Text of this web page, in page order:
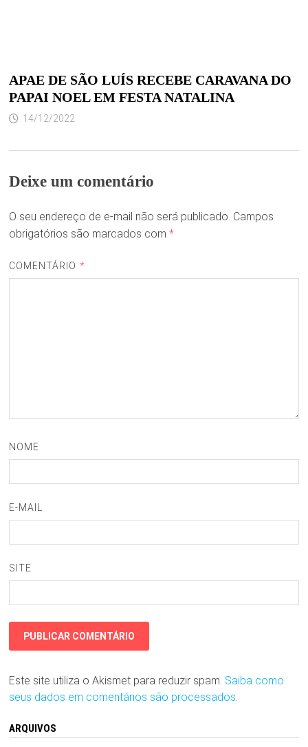
APAE DE SÃO LUÍS RECEBE CARAVANA DO
PAPAI NOEL EM FESTA NATALINA
14/12/2022
Deixe um comentário
O seu endereço de e-mail não será publicado. Campos
obrigatórios são marcados com *
COMENTÁRIO *
NOME
E-MAIL
SITE
Este site utiliza o Akismet para reduzir spam. Saiba como
seus dados em comentários são processados
ARQUIVOS